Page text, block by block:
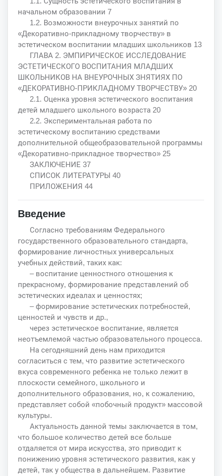
начальном образовании 7
1.2. Возможности внеурочных занятий по
«Декоративно-прикладному творчеству» в
эстетическом воспитании младших школьников 13
ГЛАВА 2. ЭМПИРИЧЕСКОЕ ИССЛЕДОВАНИЕ
ЭСТЕТИЧЕСКОГО ВОСПИТАНИЯ МЛАДШИХ
ШКОЛЬНИКОВ НА ВНЕУРОЧНЫХ ЗНЯТИЯХ ПО
«ДЕКОРАТИВНО-ПРИКЛАДНОМУ ТВОРЧЕСТВУ» 20
2.1. Оценка уровня эстетического воспитания
детей младшего школьного возраста 20
2.2. Экспериментальная работа по
эстетическому воспитанию средствами
дополнительной общеобразовательной программы
«Декоративно-прикладное творчество» 25
ЗАКЛЮЧЕНИЕ 37
СПИСОК ЛИТЕРАТУРЫ 40
ПРИЛОЖЕНИЯ 44
Введение
Согласно требованиям Федерального
государственного образовательного стандарта,
формирование личностных универсальных
учебных действий, таких как:
– воспитание ценностного отношения к
прекрасному, формирование представлений об
эстетических идеалах и ценностях;
– формирование эстетических потребностей,
ценностей и чувств и др.,
через эстетическое воспитание, является
неотъемлемой частью образовательного процесса.
На сегодняшний день нам приходится
согласиться с тем, что развитие эстетического
вкуса современного ребенка не только лежит в
плоскости семейного, школьного и
дополнительного образования, но, к сожалению,
представляет собой «побочный продукт» массовой
культуры.
Актуальность данной темы заключается в том,
что большое количество детей все больше
отдаляется от мира искусства, это приводит к
понижению уровня эстетического развития, как у
детей, так у общества в дальнейшем. Развитие